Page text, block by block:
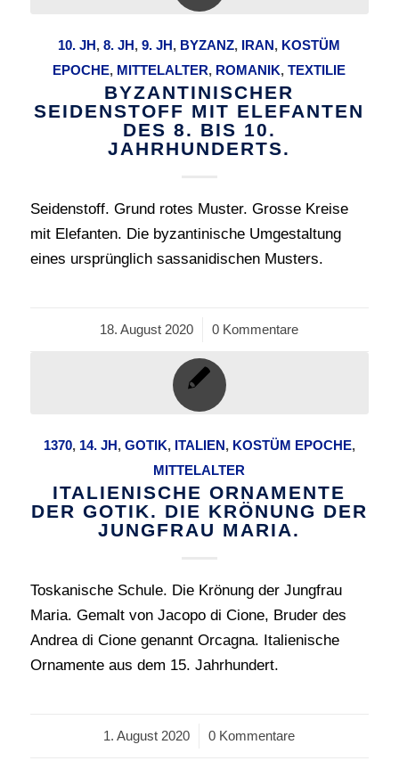
10. JH,8. JH,9. JH, BYZANZ, IRAN, KOSTÜM
EPOCHE, MITTELALTER, ROMANIK,TEXTILIE
BYZANTINISCHER
SEIDENSTOFF MIT ELEFANTEN
DES 8. BIS 10.
JAHRHUNDERTS.
Seidenstoff. Grund rotes Muster. Grosse Kreise
mit Elefanten. Die byzantinische Umgestaltung
eines ursprünglich sassanidischen Musters.
18. August 2020
/ 0 Kommentare
1370, 14. JH, GOTIK, ITALIEN, KOSTÜM EPOCHE,
MITTELALTER
ITALIENISCHE ORNAMENTE
DER GOTIK. DIE KRÖNUNG DER
JUNGFRAU MARIA.
Toskanische Schule. Die Krönung der Jungfrau
Maria. Gemalt von Jacopo di Cione, Bruder des
Andrea di Cione genannt Orcagna. Italienische
Ornamente aus dem 15. Jahrhundert.
1. August 2020
/ 0 Kommentare